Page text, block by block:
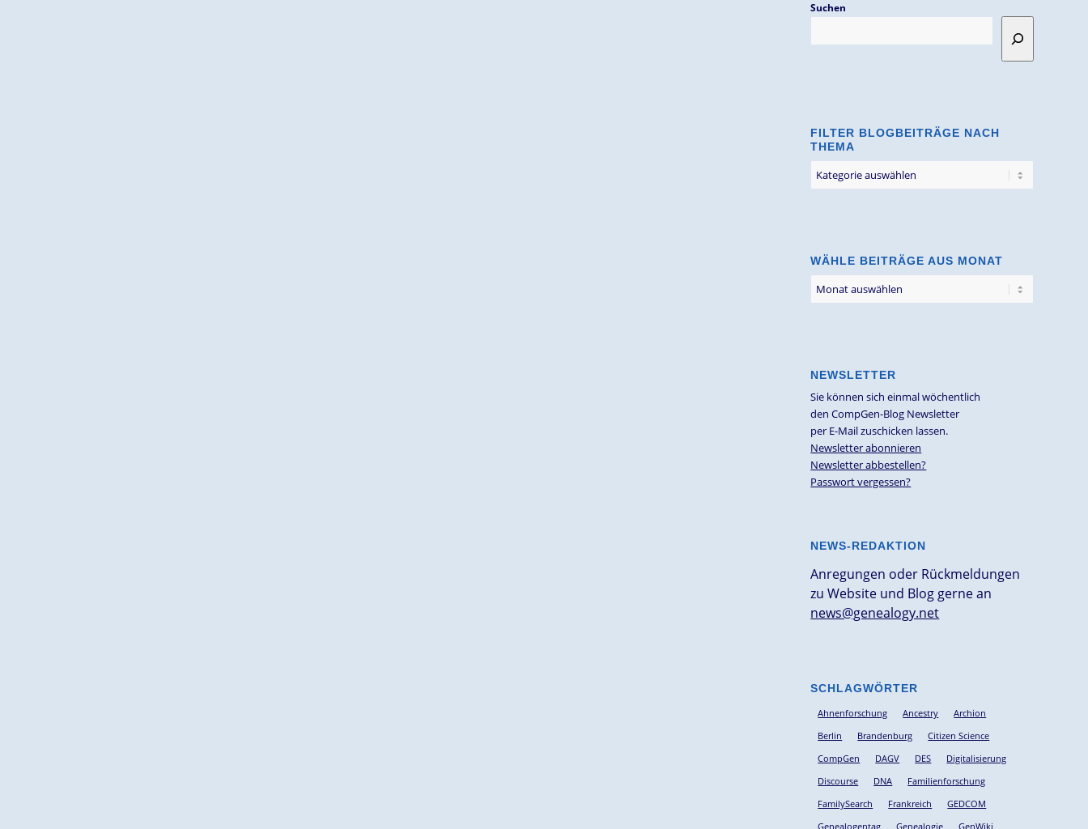
Suchen
FILTER BLOGBEITRÄGE NACH
THEMA
Blogbeiträge
WÄHLE BEITRÄGE AUS MONAT
NEWSLETTER
Sie können sich einmal wöchentlich
den CompGen-Blog Newsletter
per E-Mail zuschicken lassen.
Newsletter abonnieren
Newsletter abbestellen?
Passwort vergessen?
NEWS-REDAKTION
Anregungen oder Rückmeldungen
zu Website und Blog gerne an
news@genealogy.net
SCHLAGWÖRTER
Ahnenforschung Ancestry
Archion
Berlin
Brandenburg
Citizen Science
CompGen
DAGV DES
Digitalisierung
Discourse
DNA
Familienforschung
FamilySearch
Frankreich
GEDCOM
Genealogentag
Genealogie
GenWiki